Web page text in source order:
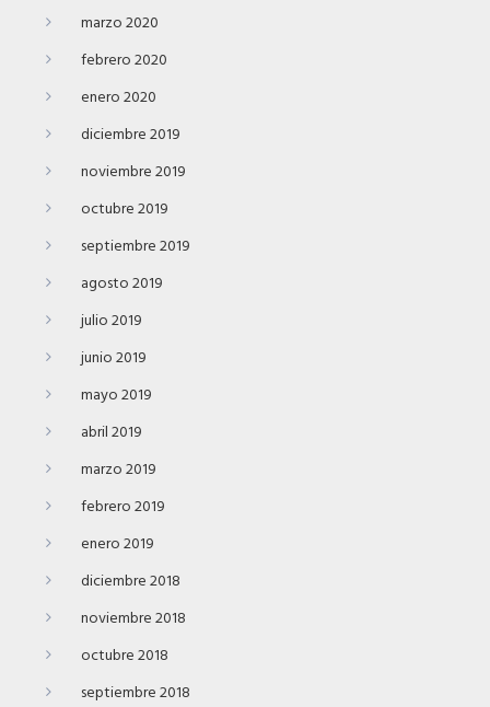
marzo 2020
febrero 2020
enero 2020
diciembre 2019
noviembre 2019
octubre 2019
septiembre 2019
agosto 2019
julio 2019
junio 2019
mayo 2019
abril 2019
marzo 2019
febrero 2019
enero 2019
diciembre 2018
noviembre 2018
octubre 2018
septiembre 2018